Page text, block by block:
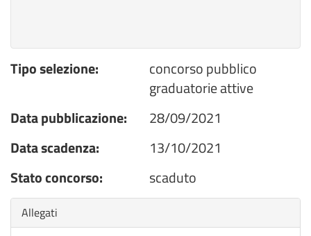
Tipo selezione:
concorso pubblico
graduatorie attive
Data pubblicazione:
28/09/2021
Data scadenza:
13/10/2021
Stato concorso:
scaduto
Nascondi
Allegati